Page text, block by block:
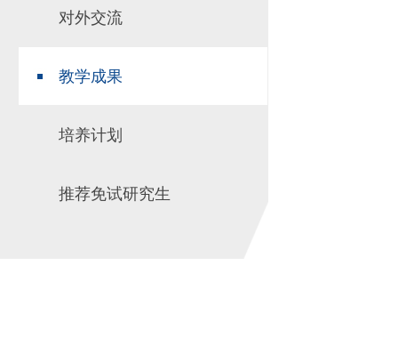
对外交流
教学成果
培养计划
推荐免试研究生